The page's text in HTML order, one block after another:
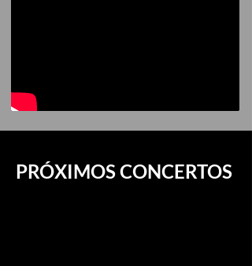
PRÓXIMOS CONCERTOS